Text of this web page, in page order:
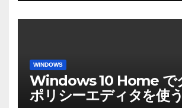
WINDOWS
Windows 10 Home で
ポリシーエディタを使